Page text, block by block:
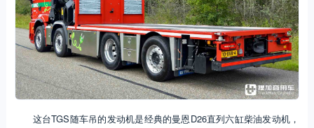
这台TGS随车吊的发动机是经典的曼恩D26直列六缸柴油发动机，